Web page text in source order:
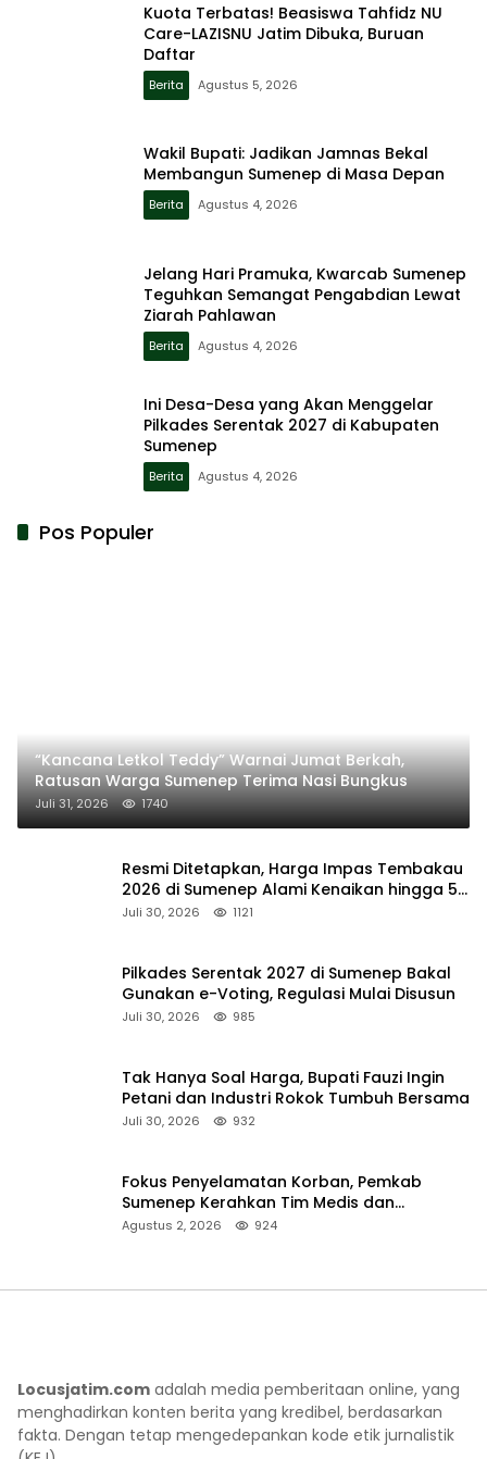
Kuota Terbatas! Beasiswa Tahfidz NU
Care-LAZISNU Jatim Dibuka, Buruan
Daftar
Berita Agustus 5, 2026
Wakil Bupati: Jadikan Jamnas Bekal
Membangun Sumenep di Masa Depan
Berita Agustus 4, 2026
Jelang Hari Pramuka, Kwarcab Sumenep
Teguhkan Semangat Pengabdian Lewat
Ziarah Pahlawan
Berita Agustus 4, 2026
Ini Desa-Desa yang Akan Menggelar
Pilkades Serentak 2027 di Kabupaten
Sumenep
Berita Agustus 4, 2026
Pos Populer
“Kancana Letkol Teddy” Warnai Jumat Berkah,
Ratusan Warga Sumenep Terima Nasi Bungkus
Juli 31, 2026 1740
Resmi Ditetapkan, Harga Impas Tembakau
2026 di Sumenep Alami Kenaikan hingga 5
Persen
Juli 30, 2026 1121
Pilkades Serentak 2027 di Sumenep Bakal
Gunakan e-Voting, Regulasi Mulai Disusun
Juli 30, 2026 985
Tak Hanya Soal Harga, Bupati Fauzi Ingin
Petani dan Industri Rokok Tumbuh Bersama
Juli 30, 2026 932
Fokus Penyelamatan Korban, Pemkab
Sumenep Kerahkan Tim Medis dan
Ambulans ke Pelabuhan Kalianget
Agustus 2, 2026 924
Locusjatim.com adalah media pemberitaan online, yang
menghadirkan konten berita yang kredibel, berdasarkan
fakta. Dengan tetap mengedepankan kode etik jurnalistik